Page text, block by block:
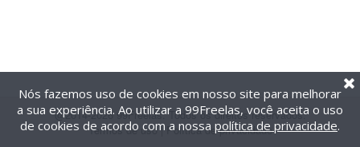
@2014-2026 99Freelas. Todos os direitos reservados.
Termos de uso| Política de privacidade
Nós fazemos uso de cookies em nosso site para melhorar
a sua experiência. Ao utilizar a 99Freelas, você aceita o uso
de cookies de acordo com a nossa política de privacidade.